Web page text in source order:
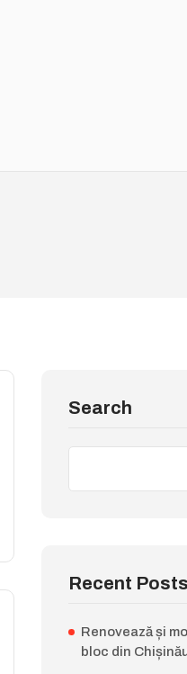
Search
Recent Posts
Renovează și
bloc din